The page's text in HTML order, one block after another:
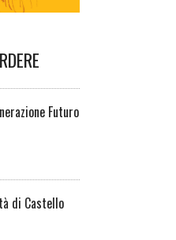
Futuro
di Castello